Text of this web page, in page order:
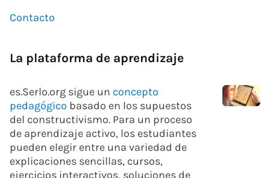
Contacto
La plataforma de aprendizaje
es.Serlo.org sigue un concepto
pedagógico basado en los supuestos
del constructivismo. Para un proceso
de aprendizaje activo, los estudiantes
pueden elegir entre una variedad de
explicaciones sencillas, cursos,
ejercicios interactivos, soluciones de